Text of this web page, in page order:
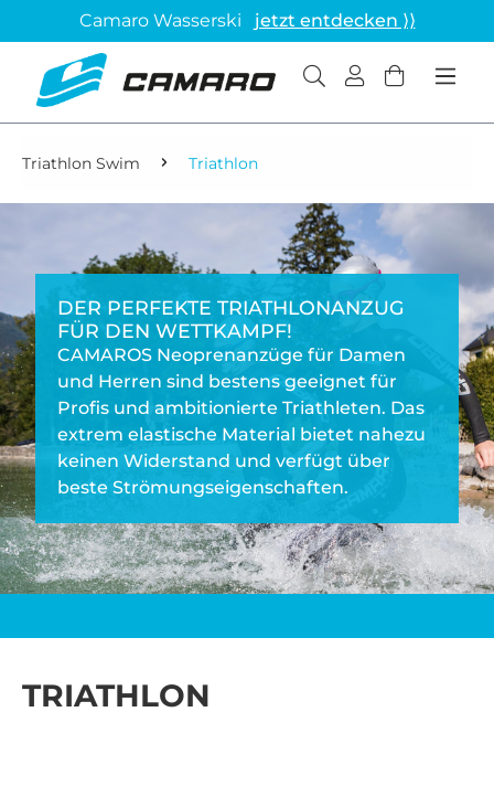
Camaro Wasserski jetzt entdecken ⟩⟩
Triathlon Swim Triathlon
DER PERFEKTE TRIATHLONANZUG
FÜR DEN WETTKAMPF!
CAMAROS Neoprenanzüge für Damen
und Herren sind bestens geeignet für
Profis und ambitionierte Triathleten. Das
extrem elastische Material bietet nahezu
keinen Widerstand und verfügt über
beste Strömungseigenschaften.
TRIATHLON